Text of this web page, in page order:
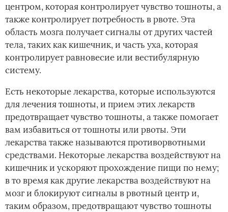
центром, которая контролирует чувство тошноты, а
также контролирует потребность в рвоте. Эта
область мозга получает сигналы от других частей
тела, таких как кишечник, и часть уха, которая
контролирует равновесие или вестибулярную
систему.
Есть некоторые лекарства, которые используются
для лечения тошноты, и прием этих лекарств
предотвращает чувство тошноты, а также помогает
вам избавиться от тошноты или рвоты. Эти
лекарства также называются противорвотными
средствами. Некоторые лекарства воздействуют на
кишечник и ускоряют прохождение пищи по нему;
в то время как другие лекарства воздействуют на
мозг и блокируют сигналы в рвотный центр и,
таким образом, предотвращают чувство тошноты